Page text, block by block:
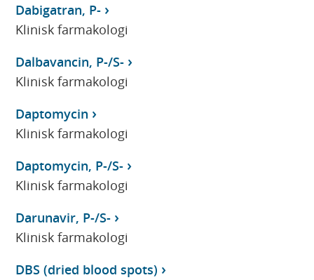
Dabigatran, P-
Klinisk farmakologi
Dalbavancin, P-/S-
Klinisk farmakologi
Daptomycin
Klinisk farmakologi
Daptomycin, P-/S-
Klinisk farmakologi
Darunavir, P-/S-
Klinisk farmakologi
DBS (dried blood spots)